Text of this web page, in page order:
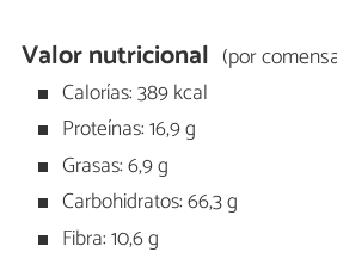
Valor nutricional (por
Calorías: 389 kcal
Proteínas: 16,9 g
Grasas: 6,9 g
Carbohidratos: 66,3 g
Fibra: 10,6 g